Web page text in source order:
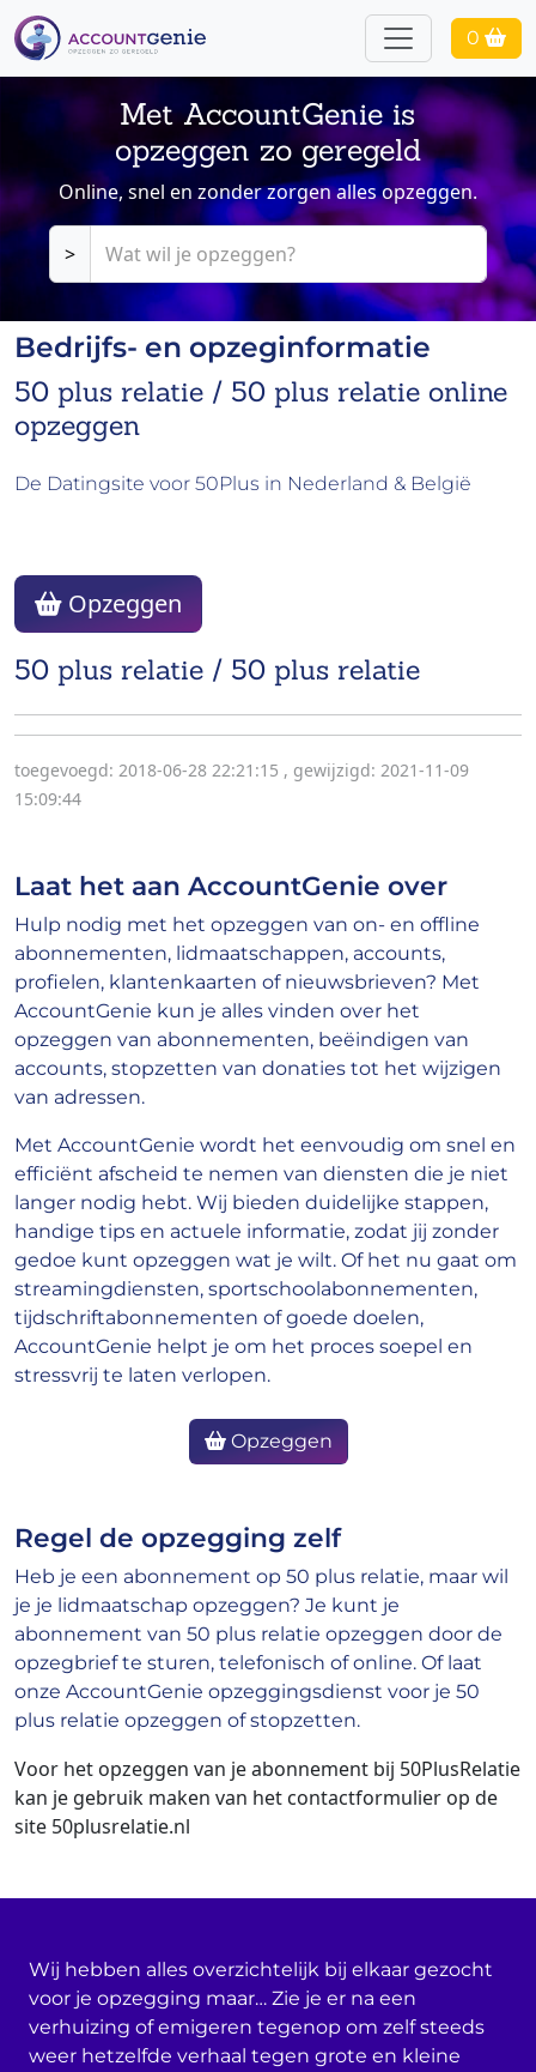
0
Met AccountGenie is
opzeggen zo geregeld
Online, snel en zonder zorgen alles opzeggen.
>
Bedrijfs- en opzeginformatie
50 plus relatie / 50 plus relatie online
opzeggen
De Datingsite voor 50Plus in Nederland & België
50 plus relatie / 50 plus relatie
Opzeggen
toegevoegd: 2018-06-28 22:21:15 , gewijzigd: 2021-11-09
15:09:44
Laat het aan AccountGenie over
Hulp nodig met het opzeggen van on- en offline
abonnementen, lidmaatschappen, accounts,
profielen, klantenkaarten of nieuwsbrieven? Met
AccountGenie kun je alles vinden over het
opzeggen van abonnementen, beëindigen van
accounts, stopzetten van donaties tot het wijzigen
van adressen.
Met AccountGenie wordt het eenvoudig om snel en
efficiënt afscheid te nemen van diensten die je niet
langer nodig hebt. Wij bieden duidelijke stappen,
handige tips en actuele informatie, zodat jij zonder
gedoe kunt opzeggen wat je wilt. Of het nu gaat om
streamingdiensten, sportschoolabonnementen,
tijdschriftabonnementen of goede doelen,
AccountGenie helpt je om het proces soepel en
stressvrij te laten verlopen.
Opzeggen
Regel de opzegging zelf
Heb je een abonnement op 50 plus relatie, maar wil
je je lidmaatschap opzeggen? Je kunt je
abonnement van 50 plus relatie opzeggen door de
opzegbrief te sturen, telefonisch of online. Of laat
onze AccountGenie opzeggingsdienst voor je 50
plus relatie opzeggen of stopzetten.
Voor het opzeggen van je abonnement bij 50PlusRelatie
kan je gebruik maken van het contactformulier op de
site 50plusrelatie.nl
Wij hebben alles overzichtelijk bij elkaar gezocht
voor je opzegging maar… Zie je er na een
verhuizing of emigeren tegenop om zelf steeds
weer hetzelfde verhaal tegen grote en kleine